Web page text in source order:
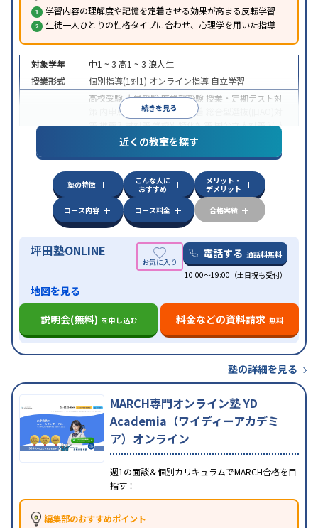
学習内容の理解度や記憶を定着させる効果が高まる反転学習
生徒一人ひとりの性格タイプに合わせ、心理学を用いた指導
続きを見る
対象学年 中1 ~ 3 高1 ~ 3 浪人生
授業形式
個別指導(1対1) オンライン指導 自立学習
高校受験大学受験医学部受験 授業・定期テスト対
内申点対策学習習慣の定着
策推薦入試対策学校別特化対策国公立大対策私大
共通テスト対策英検(英語検定)対策
その
特徴
中高一貫校生に対応授業の振替可能 不登校生に対
学習にPC・タブレットを利用オンライン対応
科目から受講可能季節講習のみの受講可発達障害
の子どもに対応
近くの教室を探す
塾の特徴
こんな人に
おすすめ
メリット・
デメリット
コース内容
コース料金 合格実績
坪田塾ONLINE 電話する 通話料無料
10:00～19:00（土日祝も受付）
地図を見る
説明会(無料) を申し込む 料金などの資料請求 無料
塾の詳細を見る
MARCH専門オンライン塾 YD
Academia（ワイディーアカデミ
ア）オンライン
週1の面談＆個別カリキュラムでMARCH合格を目
指す！
編集部のおすすめポイント